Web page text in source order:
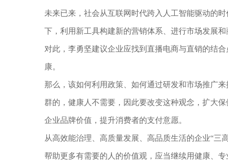
未来已来，社会从互联网时代跨入人工智能驱动的
下，利用新工具构建新的营销体系、进行市场发展和
对此，李勇坚建议企业应找到直播电商与直销的结
康。
那么，该如何利用政策、如何通过研发和市场推广
群的，健康人不需要，因此要改变这种观念，扩大
企业品牌价值，提升消费者的支付意愿。
从高效能治理、高质量发展、高品质生活的企业“
帮助更多有需要的人的价值观，应当继续用健康、